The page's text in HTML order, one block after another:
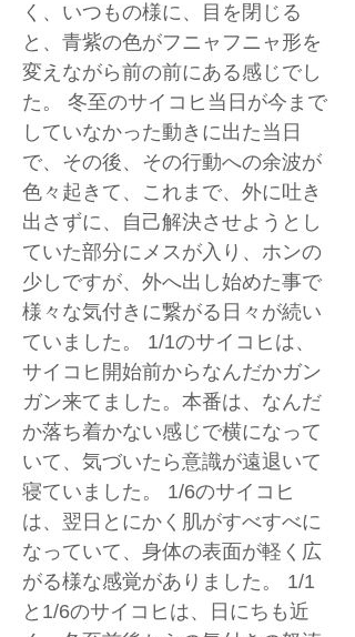
く、いつもの様に、目を閉じる
と、青紫の色がフニャフニャ形を
変えながら前の前にある感じでし
た。 冬至のサイコヒ当日が今まで
していなかった動きに出た当日
で、その後、その行動への余波が
色々起きて、これまで、外に吐き
出さずに、自己解決させようとし
ていた部分にメスが入り、ホンの
少しですが、外へ出し始めた事で
様々な気付きに繋がる日々が続い
ていました。 1/1のサイコヒは、
サイコヒ開始前からなんだかガン
ガン来てました。本番は、なんだ
か落ち着かない感じで横になって
いて、気づいたら意識が遠退いて
寝ていました。 1/6のサイコヒ
は、翌日とにかく肌がすべすべに
なっていて、身体の表面が軽く広
がる様な感覚がありました。 1/1
と1/6のサイコヒは、日にちも近